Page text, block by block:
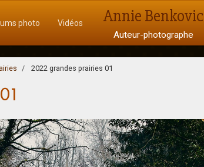
photo Vidéos Annie Benkovic
Auteur-photographe
2022 grandes prairies 01